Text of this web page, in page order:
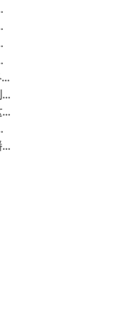
、加速观影？》
起那些年错过的国综
络难题！
进去怎么办？
海外党福音：畅享国内QQ和微信的终极指南
海外华人必看！3招破解国内视频限制，轻松追《长安的荔枝》等热播剧
海外华人看不了B站新综艺？别急，这份宝藏UP主综艺清单和观看指南请收好！
网络难题
海外华人必看！3招解决国内影视限播难题，轻松追《非人哉》新剧场版